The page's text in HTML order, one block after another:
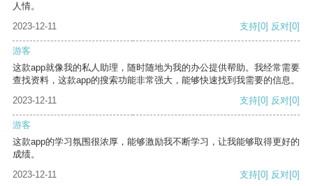
人情。
2023-12-11
支持[0] 反对[0]
游客
这款app就像我的私人助理，随时随地为我的办公提供帮助。我经常需要
查找资料，这款app的搜索功能非常强大，能够快速找到我需要的信息。
2023-12-11
支持[0] 反对[0]
游客
这款app的学习氛围很浓厚，能够激励我不断学习，让我能够取得更好的
成绩。
2023-12-11
支持[0] 反对[0]